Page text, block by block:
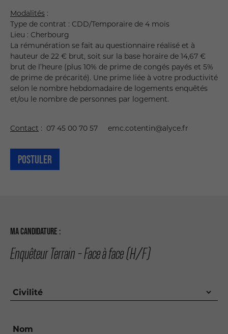
Modalités :
Type de contrat : CDD/Temporaire de 4 mois
Lieu : Cherbourg
La rémunération se fait au questionnaire réalisé et à
hauteur de 22 € brut, soit sur la base horaire de 14,67 €
brut de l’heure (plus 10% de prime de congés payés et 5%
de prime de précarité). Une prime liée à votre productivité
selon le nombre hebdomadaire de logements enquêtés
et/ou le nombre de personnes par logement.
Contact : 07 45 00 70 57 emc.cotentin@alyce.fr
POSTULER
MA CANDIDATURE :
Enquêteur Terrain - Face à face (H/F)
Civilité
Nom